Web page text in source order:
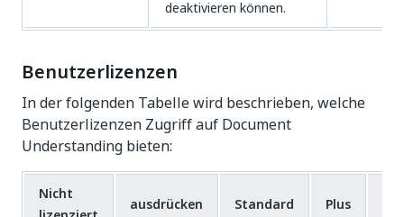
deaktivieren können.
Benutzerlizenzen
In der folgenden Tabelle wird beschrieben, welche
Benutzerlizenzen Zugriff auf Document
Understanding bieten:
Nicht
ausdrücken Standard Plus